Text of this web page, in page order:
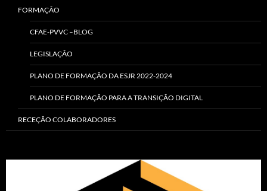
FORMAÇÃO
CFAE-PVVC –BLOG
LEGISLAÇÃO
PLANO DE FORMAÇÃO DA ESJR 2022-2024
PLANO DE FORMAÇÃO PARA A TRANSIÇÃO DIGITAL
RECEÇÃO COLABORADORES